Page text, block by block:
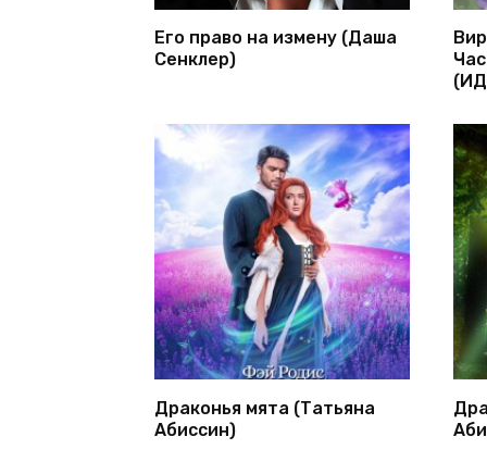
Его право на измену (Даша
Сенклер)
Драконья мята (Татьяна
Абиссин)